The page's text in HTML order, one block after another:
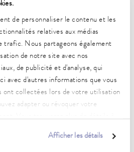
de personnaliser le contenu et les
relatives aux médias
trafic. Nous partageons également
de notre site avec nos
de publicité et d'analyse, qui
avec d'autres informations que vous
ont collectées lors de votre utilisation
adapter ou révoquer votre
Afficher les détails
fonctionnement